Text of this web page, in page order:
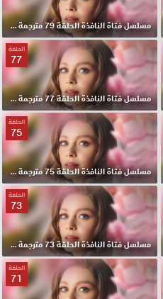
مسلسل فتاة النافذة الحلقة 79 مترجمة HD
الحلقة
77
مسلسل فتاة النافذة الحلقة 77 مترجمة HD
الحلقة
75
مسلسل فتاة النافذة الحلقة 75 مترجمة HD
الحلقة
73
مسلسل فتاة النافذة الحلقة 73 مترجمة HD
الحلقة
71